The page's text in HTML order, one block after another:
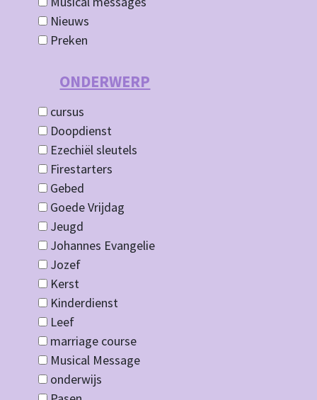
Nieuws
Preken
ONDERWERP
cursus
Doopdienst
Ezechiël sleutels
Firestarters
Gebed
Goede Vrijdag
Jeugd
Johannes Evangelie
Jozef
Kerst
Kinderdienst
Leef
marriage course
Musical Message
onderwijs